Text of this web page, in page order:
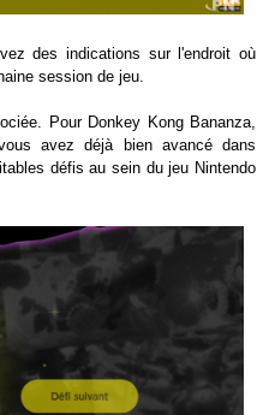
des indications sur l'endroit où
session de jeu.
Pour Donkey Kong Bananza,
avez déjà bien avancé dans
défis au sein du jeu Nintendo